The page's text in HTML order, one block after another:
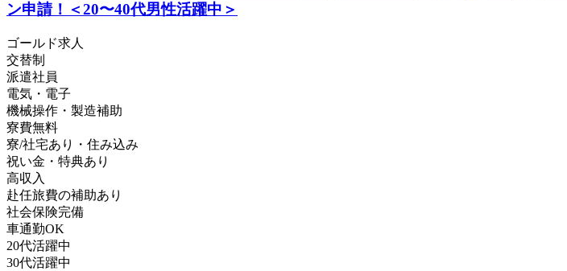
ン申請！＜20〜40代男性活躍中＞
ゴールド求人
交替制
派遣社員
電気・電子
機械操作・製造補助
寮費無料
寮/社宅あり・住み込み
祝い金・特典あり
高収入
赴任旅費の補助あり
社会保険完備
車通勤OK
20代活躍中
30代活躍中